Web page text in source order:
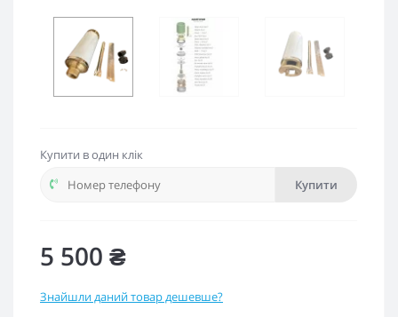
Купити в один клік
Купити
5 500 ₴
Знайшли даний товар дешевше?